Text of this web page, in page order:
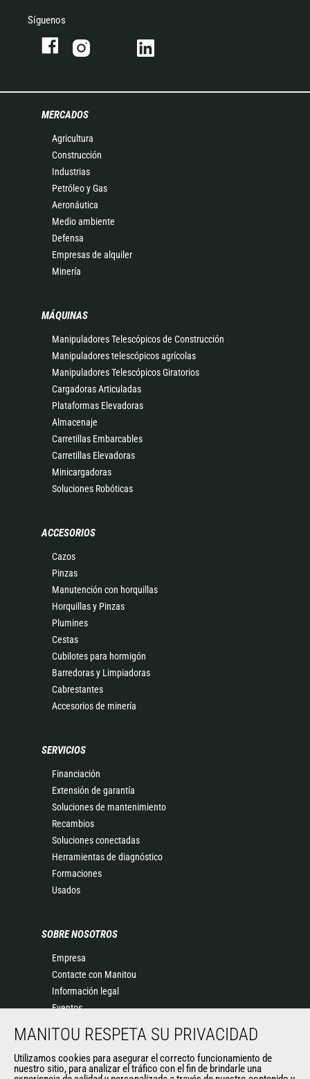
Síguenos
MERCADOS
Agricultura
Construcción
Industrias
Petróleo y Gas
Aeronáutica
Medio ambiente
Defensa
Empresas de alquiler
Minería
MÁQUINAS
Manipuladores Telescópicos de Construcción
Manipuladores telescópicos agrícolas
Manipuladores Telescópicos Giratorios
Cargadoras Articuladas
Plataformas Elevadoras
Almacenaje
Carretillas Embarcables
Carretillas Elevadoras
Minicargadoras
Soluciones Robóticas
ACCESORIOS
Cazos
Pinzas
Manutención con horquillas
Horquillas y Pinzas
Plumines
Cestas
Cubilotes para hormigón
Barredoras y Limpiadoras
Cabrestantes
Accesorios de minería
SERVICIOS
Financiación
Extensión de garantía
Soluciones de mantenimiento
Recambios
Soluciones conectadas
Herramientas de diagnóstico
Formaciones
Usados
SOBRE NOSOTROS
Empresa
Contacte con Manitou
Información legal
Eventos
Historia
General Terms and Conditions of Sale
MANITOU RESPETA SU PRIVACIDAD
Utilizamos cookies para asegurar el correcto funcionamiento de
nuestro sitio, para analizar el tráfico con el fin de brindarle una